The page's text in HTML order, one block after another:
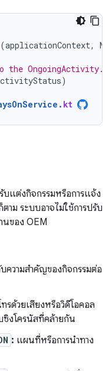
(applicationContext,
the OngoingActivity.
)
. kt
แต่งกิจกรรมหรือการแจ้ง
าม ระบบอาจไม่ใช้การปรับ
ของ OEM
ความสำคัญของกิจกรรมต่อ
ทรด้วยเสียงหรือวิดีโอคอล
ซิงโครนัสที่คล้ายกัน
: แผนที่หรือการนำทาง